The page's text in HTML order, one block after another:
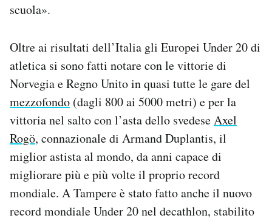
scuola».
Oltre ai risultati dell’Italia gli Europei Under 20 di
atletica si sono fatti notare con le vittorie di
Norvegia e Regno Unito in quasi tutte le gare del
mezzofondo (dagli 800 ai 5000 metri) e per la
vittoria nel salto con l’asta dello svedeseAxel
Rogö, connazionale di Armand Duplantis, il
miglior astista al mondo, da anni capace di
migliorare più e più volte il proprio record
mondiale. A Tampere è stato fatto anche il nuovo
record mondiale Under 20 nel decathlon, stabilito